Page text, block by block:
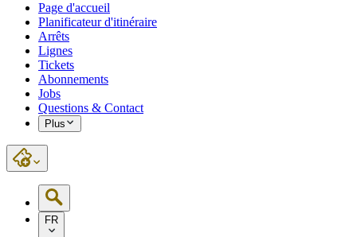
Page d'accueil
Planificateur d'itinéraire
Arrêts
Lignes
Tickets
Abonnements
Jobs
Questions & Contact
Plus
FR